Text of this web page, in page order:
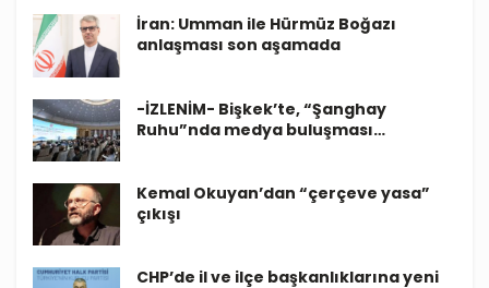
İran: Umman ile Hürmüz Boğazı
anlaşması son aşamada
-İZLENİM- Bişkek’te, “Şanghay
Ruhu”nda medya buluşması…
Kemal Okuyan’dan “çerçeve yasa”
çıkışı
CHP’de il ve ilçe başkanlıklarına yeni